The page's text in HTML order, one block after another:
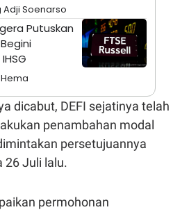
Soenarso
Putuskan
dicabut, DEFI sejatinya telah
penambahan modal
persetujuannya
26 Juli lalu.
permohonan